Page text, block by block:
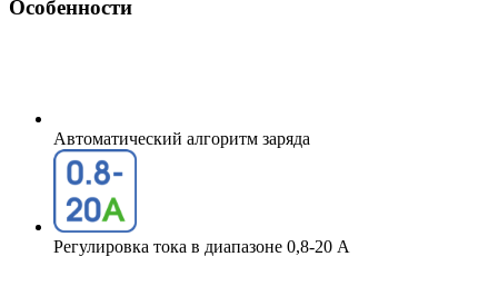
Особенности
Автоматический алгоритм заряда
Регулировка тока в диапазоне 0,8-20 А